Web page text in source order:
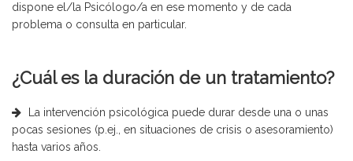
dispone el/la Psicólogo/a en ese momento y de cada
problema o consulta en particular.
¿Cuál es la duración de un tratamiento?
La intervención psicológica puede durar desde una o unas
pocas sesiones (p.ej., en situaciones de crisis o asesoramiento)
hasta varios años.